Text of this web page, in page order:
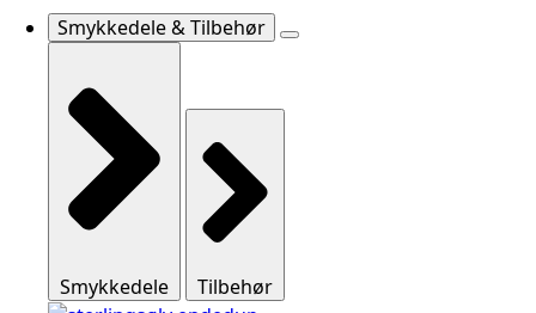
Smykkedele & Tilbehør
Smykkedele Tilbehør